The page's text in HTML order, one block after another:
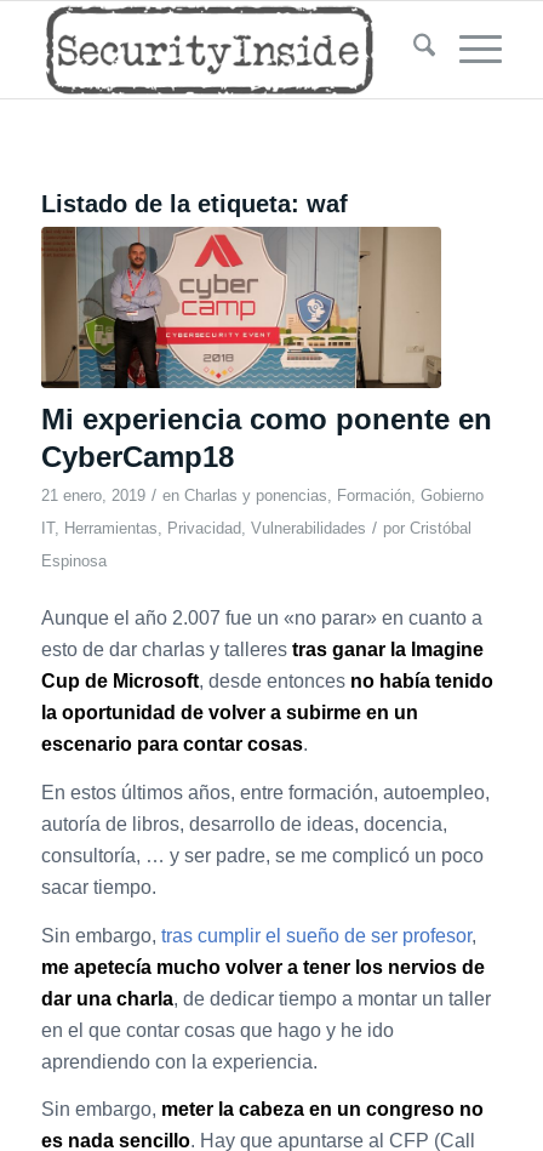
Listado de la etiqueta: waf
Mi experiencia como ponente en
CyberCamp18
21 enero, 2019 / en Charlas y ponencias Formación, Gobierno
IT, Herramientas Privacidad, Vulnerabilidades / por Cristóbal
Espinosa
Aunque el año 2.007 fue un «no parar» en cuanto a
esto de dar charlas y tallerestras ganar la Imagine
Cup de Microsoft, desde entonces no había tenido
la oportunidad de volver a subirme en un
escenario para contar cosas.
En estos últimos años, entre formación, autoempleo,
autoría de libros, desarrollo de ideas, docencia,
consultoría, … y ser padre, se me complicó un poco
sacar tiempo.
Sin embargo, tras cumplir el sueño de ser profesor,
me apetecía mucho volver a tener los nervios de
dar una charla, de dedicar tiempo a montar un taller
en el que contar cosas que hago y he ido
aprendiendo con la experiencia.
Sin embargo, meter la cabeza en un congreso no
es nada sencillo. Hay que apuntarse al CFP (Call